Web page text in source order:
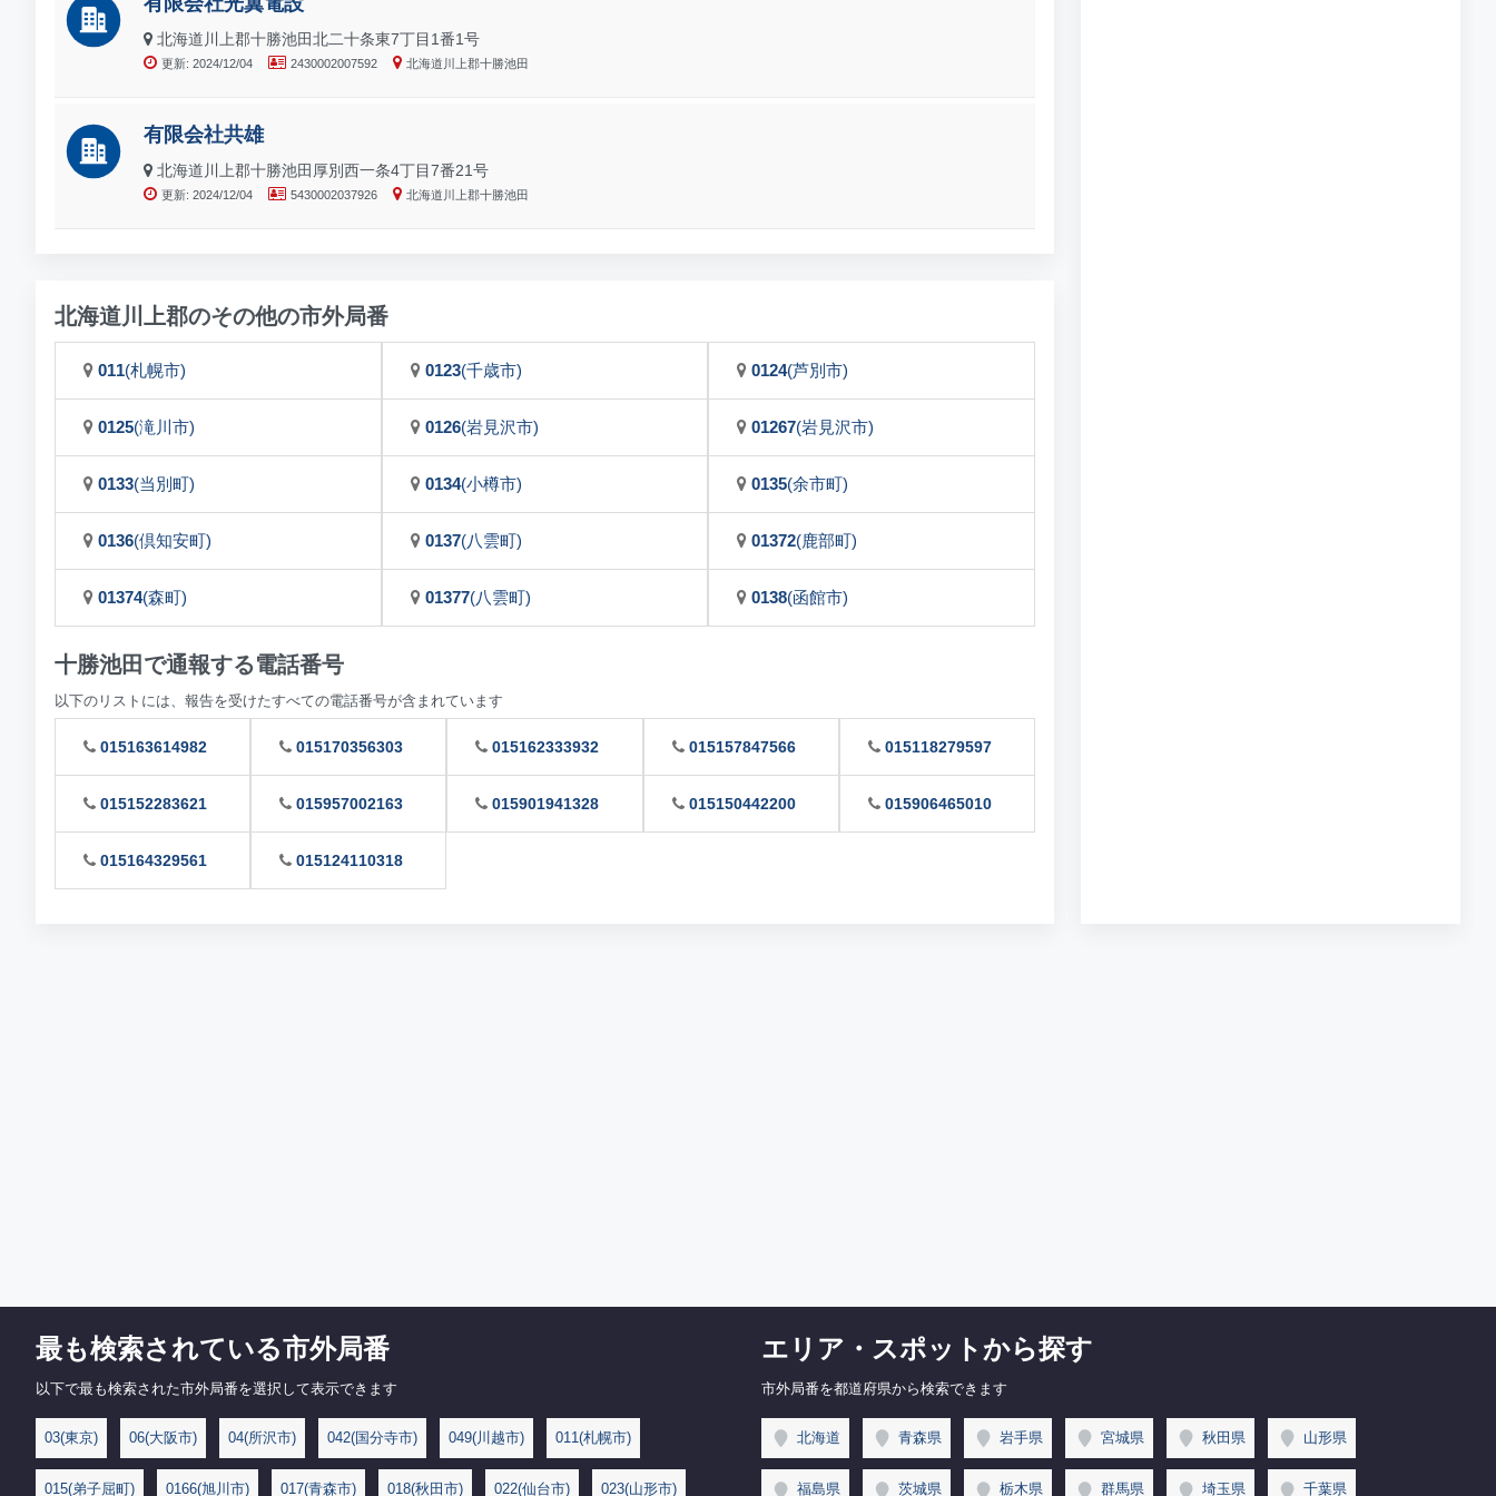
北海道川上郡十勝池田北二十条東7丁目1番1号
更新: 2024/12/04 2430002007592 北海道川上郡十勝池田
有限会社共雄
北海道川上郡十勝池田厚別西一条4丁目7番21号
更新: 2024/12/04 5430002037926 北海道川上郡十勝池田
北海道川上郡のその他の市外局番
011(札幌市) 0123(千歳市) 0124(芦別市)
0125(滝川市) 0126(岩見沢市) 01267(岩見沢市)
0133(当別町) 0134(小樽市) 0135(余市町)
0136(倶知安町) 0137(八雲町) 01372(鹿部町)
01374(森町) 01377(八雲町) 0138(函館市)
十勝池田で通報する電話番号
以下のリストには、報告を受けたすべての電話番号が含まれています
015163614982 015170356303 015162333932 015157847566 015118279597
015152283621 015957002163 015901941328 015150442200 015906465010
015164329561 015124110318
最も検索されている市外局番
以下で最も検索された市外局番を選択して表示できます
03(東京) 06(大阪市) 04(所沢市) 042(国分寺市) 049(川越市) 011(札幌市)
015(弟子屈町) 0166(旭川市) 017(青森市) 018(秋田市) 022(仙台市) 023(山形市)
エリア・スポットから探す
市外局番を都道府県から検索できます
北海道 青森県 岩手県 宮城県 秋田県 山形県
福島県 茨城県 栃木県 群馬県 埼玉県 千葉県